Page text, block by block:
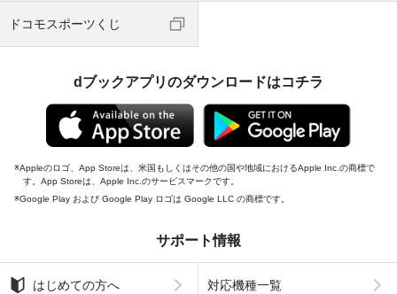
ドコモスポーツくじ
dブックアプリのダウンロードはコチラ
Appleのロゴ、App Storeは、米国もしくはその他の国や地域におけるApple Inc.の商標で
す。App Storeは、Apple Inc.のサービスマークです。
Google Play および Google Play ロゴは Google LLC の商標です。
サポート情報
はじめての方へ 対応機種一覧